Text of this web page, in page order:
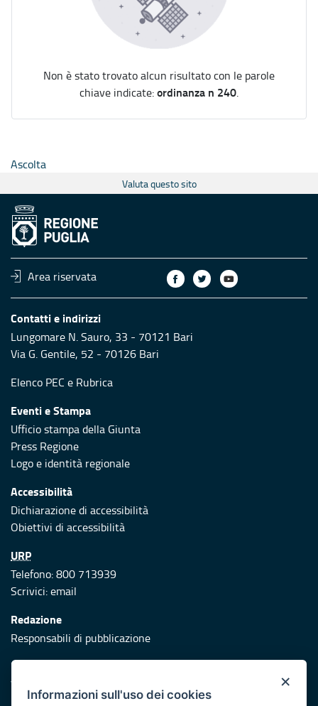
Non è stato trovato alcun risultato con le parole
chiave indicate:ordinanza n 240.
Ascolta
Valuta questo sito
Area riservata
Contatti e indirizzi
Lungomare N. Sauro, 33 - 70121 Bari
Via G. Gentile, 52 - 70126 Bari
Elenco PEC e Rubrica
Eventi e Stampa
Ufficio stampa della Giunta
Press Regione
Logo e identità regionale
Accessibilità
Dichiarazione di accessibilità
Obiettivi di accessibilità
URP
Telefono: 800 713939
Scrivici:email
Redazione
Responsabili di pubblicazione
Protezione civile
Vai al sito di Protezione Civile Puglia
×
Informazioni sull'uso dei cookies